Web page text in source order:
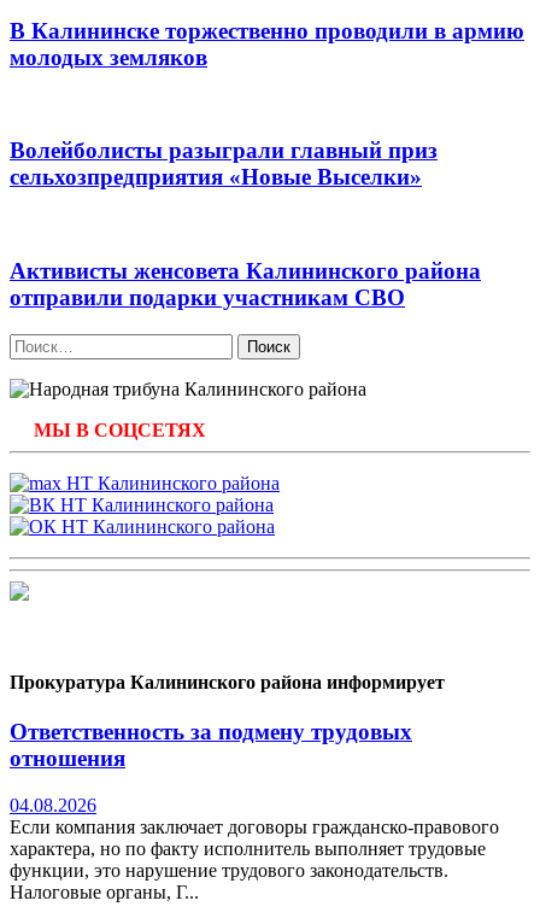
В Калининске торжественно проводили в армию
молодых земляков
Волейболисты разыграли главный приз
сельхозпредприятия «Новые Выселки»
Активисты женсовета Калининского района
отправили подарки участникам СВО
Найти:
МЫ В СОЦСЕТЯХ
Прокуратура Калининского района информирует
Ответственность за подмену трудовых
отношения
04.08.2026
Если компания заключает договоры гражданско-правового
характера, но по факту исполнитель выполняет трудовые
функции, это нарушение трудового законодательств.
Налоговые органы, Г...